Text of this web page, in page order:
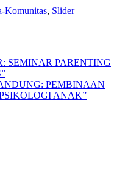
Komunitas, Slider
SEMINAR PARENTING
PEMBINAAN
ANAK”